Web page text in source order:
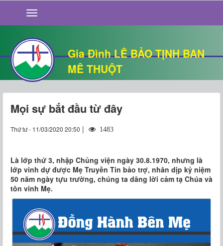
Gia Đình LÊ BẢO TỊNH BAN
MÊ THUỘT
GIỚI THIỆU
TIN TỨC
SỐNG ĐẠO
CHUYỆN NHÀ
QUÁN VĂN
THƯ GIÃN
Mọi sự bắt đầu từ đây
Thứ tư - 11/03/2020 20:50 | 1483
Là lớp thứ 3, nhập Chủng viện ngày 30.8.1970, nhưng là
lớp vinh dự được Mẹ Truyền Tin bảo trợ, nhân dịp kỷ niệm
50 năm ngày tựu trường, chúng ta dâng lời cảm tạ Chúa và
tôn vinh Mẹ.